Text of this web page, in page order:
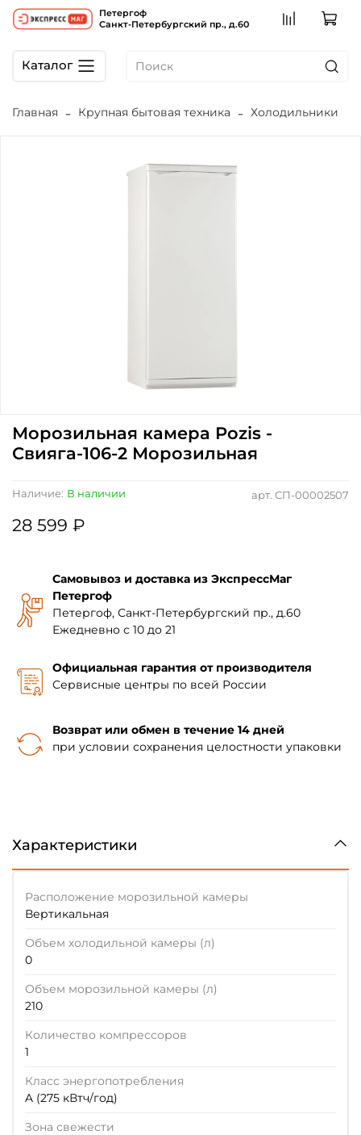
Петергоф
Санкт-Петербургский пр., д.60
Каталог
Главная Крупная бытовая техника Холодильники
арт. СП-00002507
Наличие: В наличии
Морозильная камера Pozis -
Свияга-106-2 Морозильная
28 599 ₽
Самовывоз и доставка из ЭкспрессМаг
Петергоф
Петергоф, Санкт-Петербургский пр., д.60
Ежедневно с 10 до 21
Официальная гарантия от производителя
Сервисные центры по всей России
Возврат или обмен в течение 14 дней
при условии сохранения целостности упаковки
Характеристики
Расположение морозильной камеры
Вертикальная
Объем холодильной камеры (л)
0
Объем морозильной камеры (л)
210
Количество компрессоров
1
Класс энергопотребления
A (275 кВтч/год)
Зона свежести